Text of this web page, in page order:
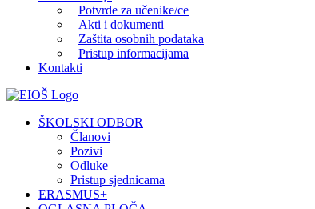
Potvrde za učenike/ce
Akti i dokumenti
Zaštita osobnih podataka
Pristup informacijama
Kontakti
Facebook
YouTube
X
Pinterest
ŠKOLSKI ODBOR
Članovi
Pozivi
Odluke
Pristup sjednicama
ERASMUS+